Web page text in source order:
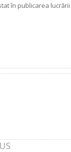
în publicarea lucrării